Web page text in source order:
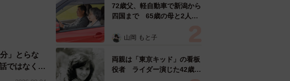
りの人へ
っていき
」とらな
ではなく、
72歳父、軽自動車で新潟から
四国まで 65歳の母と2人で
憩まで分刻み… 「大学生で
山岡 もと子
両親は「東京キッド」の看板
役者 ライダー演じた42歳元